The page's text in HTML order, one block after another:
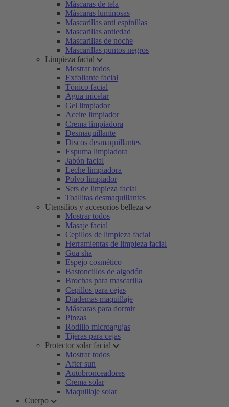
Máscaras de tela
Máscaras luminosas
Mascarillas anti espinillas
Mascarillas antiedad
Mascarillas de noche
Mascarillas puntos negros
Limpieza facial
Mostrar todos
Exfoliante facial
Tónico facial
Agua micelar
Gel limpiador
Aceite limpiador
Crema limpiadora
Desmaquillante
Discos desmaquillantes
Espuma limpiadora
Jabón facial
Leche limpiadora
Polvo limpiador
Sets de limpieza facial
Toallitas desmaquillantes
Utensilios y accesorios belleza
Mostrar todos
Masaje facial
Cepillos de limpieza facial
Herramientas de limpieza facial
Gua sha
Espejo cosmético
Bastoncillos de algodón
Brochas para mascarilla
Cepillos para cejas
Diademas maquillaje
Máscaras para dormir
Pinzas
Rodillo microagujas
Tijeras para cejas
Protector solar facial
Mostrar todos
After sun
Autobronceadores
Crema solar
Maquillaje solar
Cuerpo